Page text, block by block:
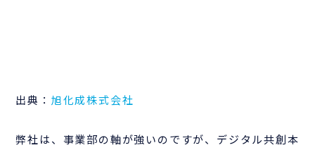
出典： 旭化成株式会社
弊社は、事業部の軸が強いのですが、デジタル共創本